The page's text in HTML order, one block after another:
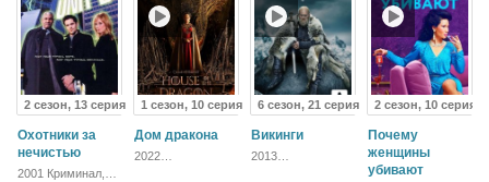
2 сезон, 13 серия
Охотники за
нечистью
2001 Криминал,
1 сезон, 10 серия
Дом дракона
2022
6 сезон, 21 серия
Викинги
2013
2 сезон, 10 серия
Почему
женщины
убивают